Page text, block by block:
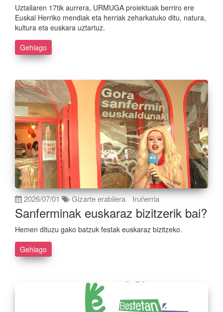
Uztailaren 17tik aurrera, URMUGA proiektuak berriro ere
Euskal Herriko mendiak eta herriak zeharkatuko ditu, natura,
kultura eta euskara uztartuz.
Gehiago
2026/07/01 Gizarte erabilera Iruñerria
Sanferminak euskaraz bizitzerik bai?
Hemen dituzu gako batzuk festak euskaraz bizitzeko.
Gehiago